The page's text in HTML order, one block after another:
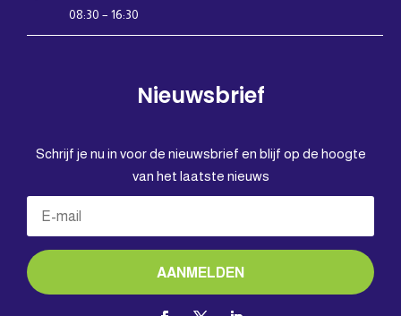
08:30 – 16:30
Nieuwsbrief
Schrijf je nu in voor de nieuwsbrief en blijf op de hoogte
van het laatste nieuws
AANMELDEN